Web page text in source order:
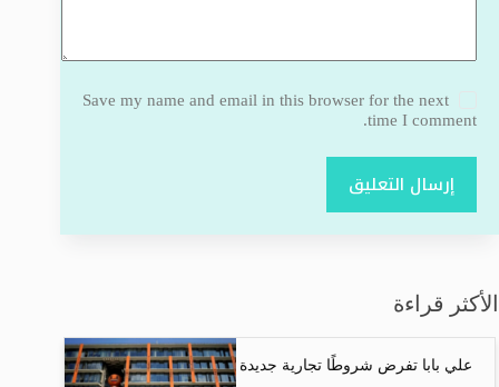
Save my name and email in this browser for the next
time I comment.
إرسال التعليق
الأكثر قراءة
علي بابا تفرض شروطًا تجارية جديدة